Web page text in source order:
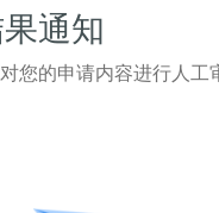
通知
您的申请内容进行人